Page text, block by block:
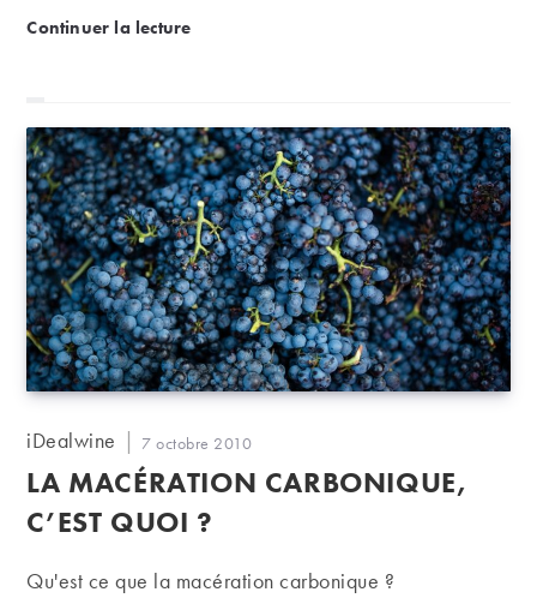
amortie si elle date du grand-père, très onéreuse à
utiliser et qu'en penser ?
Continuer la lectureVinification : béton ou inox, quelle différence ?
Auteur/autrice
la
publication :
iDealwine
Publication
publiée :
7 octobre 2010
LA MACÉRATION CARBONIQUE,
C’EST QUOI ?
Qu'est ce que la macération carbonique ?